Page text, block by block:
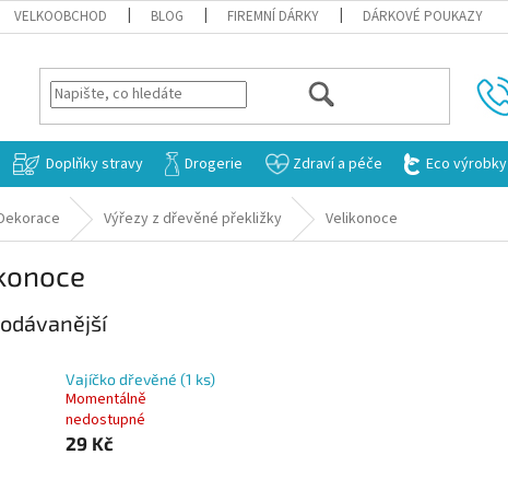
VELKOOBCHOD BLOG FIREMNÍ DÁRKY DÁRKOVÉ POUKAZY
HLEDAT
Doplňky stravy Drogerie Zdraví a péče Eco výrobky
Výřezy z dřevěné překližky Velikonoce
Vajíčko dřevěné (1 ks)
Momentálně
nedostupné
29 Kč